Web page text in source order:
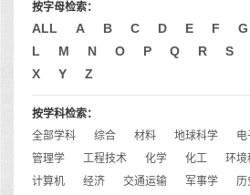
按字母检索：
ALL A B C D E F G
L
M N O P Q R S
X
Y Z
按学科检索：
全部学科
综合 材料 地球科学 电
管理学
工程技术 化学 化工 环境
计算机
经济 交通运输 军事学 历